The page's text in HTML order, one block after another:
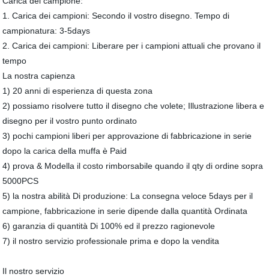
1. Carica dei campioni: Secondo il vostro disegno. Tempo di
campionatura: 3-5days
2. Carica dei campioni: Liberare per i campioni attuali che provano il
tempo
La nostra capienza
1) 20 anni di esperienza di questa zona
2) possiamo risolvere tutto il disegno che volete; Illustrazione libera e
disegno per il vostro punto ordinato
3) pochi campioni liberi per approvazione di fabbricazione in serie
dopo la carica della muffa è Paid
4) prova & Modella il costo rimborsabile quando il qty di ordine sopra
5000PCS
5) la nostra abilità Di produzione: La consegna veloce 5days per il
campione, fabbricazione in serie dipende dalla quantità Ordinata
6) garanzia di quantità Di 100% ed il prezzo ragionevole
7) il nostro servizio professionale prima e dopo la vendita
Il nostro servizio